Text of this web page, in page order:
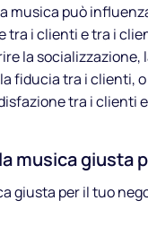
musica può
tra i clienti e tra i
la socializzazione,
fiducia tra i clienti,
tra i clienti
musica giusta
giusta per il tuo